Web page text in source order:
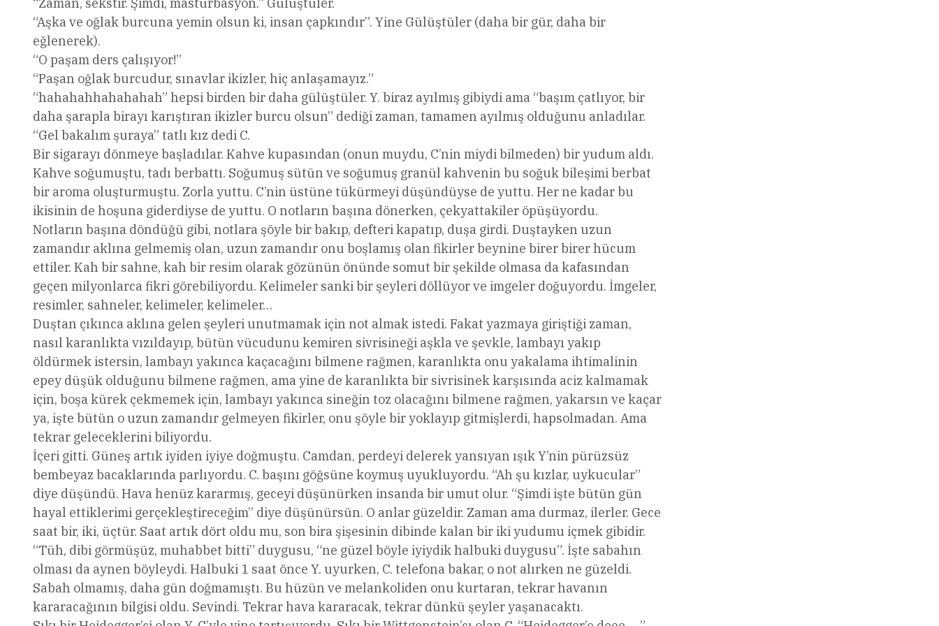
“Aşka ve oğlak burcuna yemin olsun ki, insan çapkındır”. Yine Gülüştüler (daha bir gür, daha bir
eğlenerek).
“O paşam ders çalışıyor!”
“Paşan oğlak burcudur, sınavlar ikizler, hiç anlaşamayız.”
“hahahahhahahahah” hepsi birden bir daha gülüştüler. Y. biraz ayılmış gibiydi ama “başım çatlıyor, bir
daha şarapla birayı karıştıran ikizler burcu olsun” dediği zaman, tamamen ayılmış olduğunu anladılar.
“Gel bakalım şuraya” tatlı kız dedi C.
Bir sigarayı dönmeye başladılar. Kahve kupasından (onun muydu, C’nin miydi bilmeden) bir yudum aldı.
Kahve soğumuştu, tadı berbattı. Soğumuş sütün ve soğumuş granül kahvenin bu soğuk bileşimi berbat
bir aroma oluşturmuştu. Zorla yuttu. C’nin üstüne tükürmeyi düşündüyse de yuttu. Her ne kadar bu
ikisinin de hoşuna giderdiyse de yuttu. O notların başına dönerken, çekyattakiler öpüşüyordu.
Notların başına döndüğü gibi, notlara şöyle bir bakıp, defteri kapatıp, duşa girdi. Duştayken uzun
zamandır aklına gelmemiş olan, uzun zamandır onu boşlamış olan fikirler beynine birer birer hücum
ettiler. Kah bir sahne, kah bir resim olarak gözünün önünde somut bir şekilde olmasa da kafasından
geçen milyonlarca fikri görebiliyordu. Kelimeler sanki bir şeyleri döllüyor ve imgeler doğuyordu. İmgeler,
resimler, sahneler, kelimeler, kelimeler…
Duştan çıkınca aklına gelen şeyleri unutmamak için not almak istedi. Fakat yazmaya giriştiği zaman,
nasıl karanlıkta vızıldayıp, bütün vücudunu kemiren sivrisineği aşkla ve şevkle, lambayı yakıp
öldürmek istersin, lambayı yakınca kaçacağını bilmene rağmen, karanlıkta onu yakalama ihtimalinin
epey düşük olduğunu bilmene rağmen, ama yine de karanlıkta bir sivrisinek karşısında aciz kalmamak
için, boşa kürek çekmemek için, lambayı yakınca sineğin toz olacağını bilmene rağmen, yakarsın ve kaçar
ya, işte bütün o uzun zamandır gelmeyen fikirler, onu şöyle bir yoklayıp gitmişlerdi, hapsolmadan. Ama
tekrar geleceklerini biliyordu.
İçeri gitti. Güneş artık iyiden iyiye doğmuştu. Camdan, perdeyi delerek yansıyan ışık Y’nin pürüzsüz
bembeyaz bacaklarında parlıyordu. C. başını göğsüne koymuş uyukluyordu. “Ah şu kızlar, uykucular”
diye düşündü. Hava henüz kararmış, geceyi düşünürken insanda bir umut olur. “Şimdi işte bütün gün
hayal ettiklerimi gerçekleştireceğim” diye düşünürsün. O anlar güzeldir. Zaman ama durmaz, ilerler. Gece
saat bir, iki, üçtür. Saat artık dört oldu mu, son bira şişesinin dibinde kalan bir iki yudumu içmek gibidir.
“Tüh, dibi görmüşüz, muhabbet bitti” duygusu, “ne güzel böyle iyiydik halbuki duygusu”. İşte sabahın
olması da aynen böyleydi. Halbuki 1 saat önce Y. uyurken, C. telefona bakar, o not alırken ne güzeldi.
Sabah olmamış, daha gün doğmamıştı. Bu hüzün ve melankoliden onu kurtaran, tekrar havanın
kararacağının bilgisi oldu. Sevindi. Tekrar hava kararacak, tekrar dünkü şeyler yaşanacaktı.